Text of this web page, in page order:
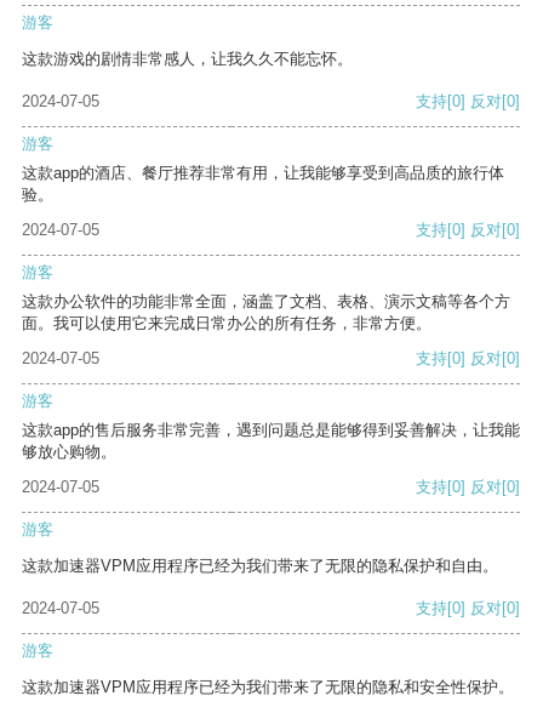
游客
这款游戏的剧情非常感人，让我久久不能忘怀。
2024-07-05 支持[0] 反对[0]
游客
这款app的酒店、餐厅推荐非常有用，让我能够享受到高品质的旅行体
验。
2024-07-05
支持[0] 反对[0]
游客
这款办公软件的功能非常全面，涵盖了文档、表格、演示文稿等各个方
面。我可以使用它来完成日常办公的所有任务，非常方便。
2024-07-05
支持[0] 反对[0]
游客
这款app的售后服务非常完善，遇到问题总是能够得到妥善解决，让我能
够放心购物。
2024-07-05
支持[0] 反对[0]
游客
这款加速器VPM应用程序已经为我们带来了无限的隐私保护和自由。
2024-07-05 支持[0] 反对[0]
游客
这款加速器VPM应用程序已经为我们带来了无限的隐私和安全性保护。